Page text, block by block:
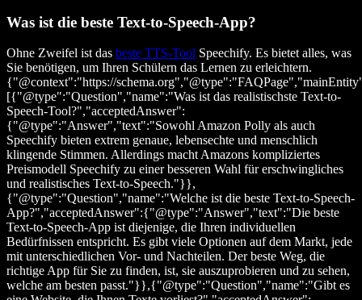
Was ist die beste Text-to-Speech-App?
Ohne Zweifel ist das beste TTS-Tool Speechify. Es bietet alles, was
Sie benötigen, um Ihren Schülern das Lernen zu erleichtern.
{"@context":"https://
[{"@type":"Question","name":"Was ist das realistischste Text-to-
Speech-Tool?","acceptedAnswer":
{"@type":"Answer","text":"Sowohl Amazon Polly als auch
Speechify bieten extrem genaue, lebensechte und menschlich
klingende Stimmen. Allerdings macht Amazons kompliziertes
Preismodell Speechify zu einer besseren Wahl für erschwingliches
und realistisches Text-to-Speech."}},
{"@type":"Question","name":"Welche ist die beste Text-to-Speech-
App?","acceptedAnswer":{"@type":"Answer","text":"Die beste
Text-to-Speech-App ist diejenige, die Ihren individuellen
Bedürfnissen entspricht. Es gibt viele Optionen auf dem Markt, jede
mit unterschiedlichen Vor- und Nachteilen. Der beste Weg, die
richtige App für Sie zu finden, ist, sie auszuprobieren und zu sehen,
welche am besten passt."}},{"@type":"Question","name":"Gibt es